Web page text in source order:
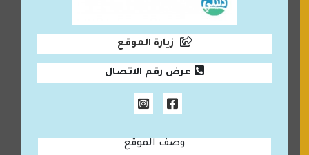
زيارة الموقع
عرض رقم الاتصال
وصف الموقع